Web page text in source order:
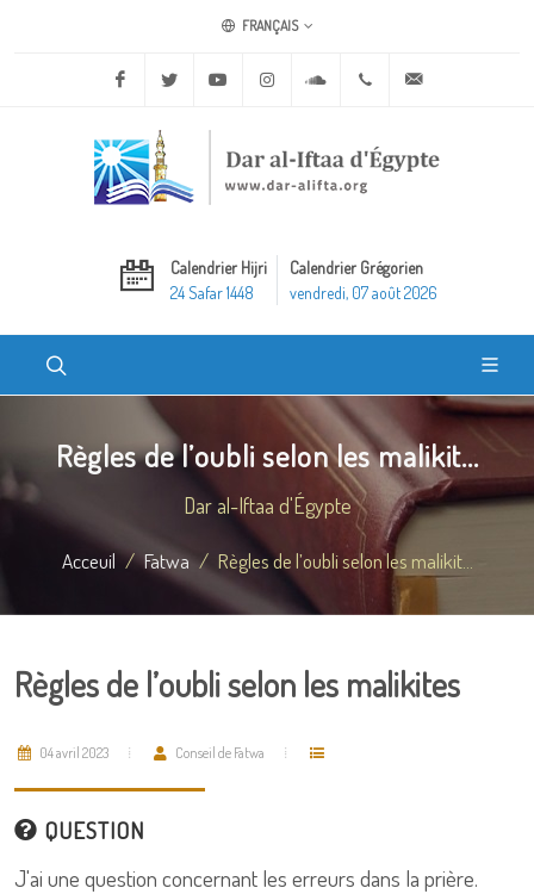
FRANÇAIS
Facebook Twitter Youtube Instagram Soundcloud+20 2 25970400
Calendrier Hijri
24 Safar 1448
Calendrier Grégorien
vendredi, 07 août 2026
Règles de l’oubli selon les malikit...
Dar al-Iftaa d'Égypte
Acceuil Fatwa Règles de l’oubli selon les malikit...
Règles de l’oubli selon les malikites
04 avril 2023 Conseil de Fatwa
QUESTION
J'ai une question concernant les erreurs dans la prière.